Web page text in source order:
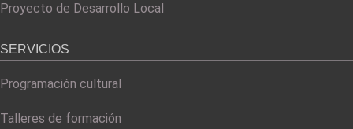
Proyecto de Desarrollo Local
SERVICIOS
Programación cultural
Talleres de formación